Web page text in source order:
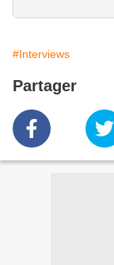
#Interviews
Partager